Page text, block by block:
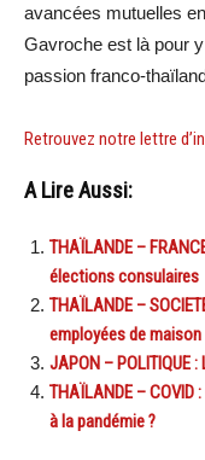
avancées mutuelles
Gavroche est là pour
passion franco-
Retrouvez notre lettre
A Lire Aussi:
THAÏLANDE –
élections consulaires
THAÏLANDE –
employées de maison
JAPON – POLITIQUE
THAÏLANDE –
à la pandémie ?